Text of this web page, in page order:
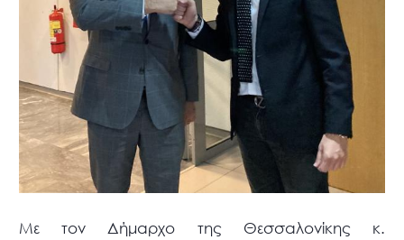
Με τον Δήμαρχο της Θεσσαλονίκης κ.